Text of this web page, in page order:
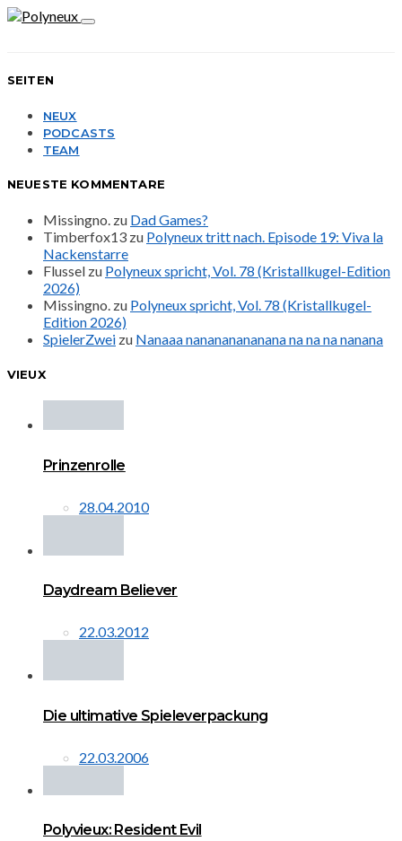
SEITEN
NEUX
PODCASTS
TEAM
NEUESTE KOMMENTARE
Missingno. zu Dad Games?
Timberfox13 zu Polyneux tritt nach. Episode 19: Viva la
Nackenstarre
Flussel zu Polyneux spricht, Vol. 78 (Kristallkugel-Edition
2026)
Missingno. zu Polyneux spricht, Vol. 78 (Kristallkugel-
Edition 2026)
SpielerZwei zu Nanaaa nanananananana na na na nanana
VIEUX
Prinzenrolle
28.04.2010
Daydream Believer
22.03.2012
Die ultimative Spieleverpackung
22.03.2006
Polyvieux: Resident Evil